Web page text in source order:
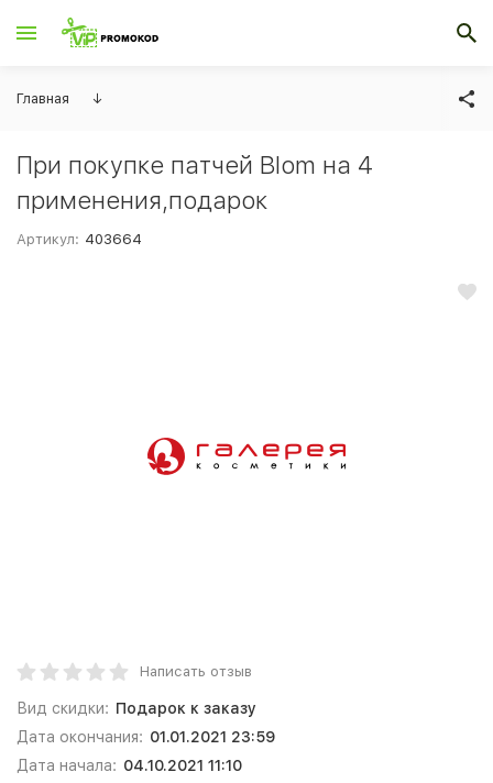
Главная ↓
При покупке патчей Blom на 4
применения,подарок
Артикул: 403664
Написать отзыв
Вид скидки: Подарок к заказу
Дата окончания: 01.01.2021 23:59
Дата начала: 04.10.2021 11:10